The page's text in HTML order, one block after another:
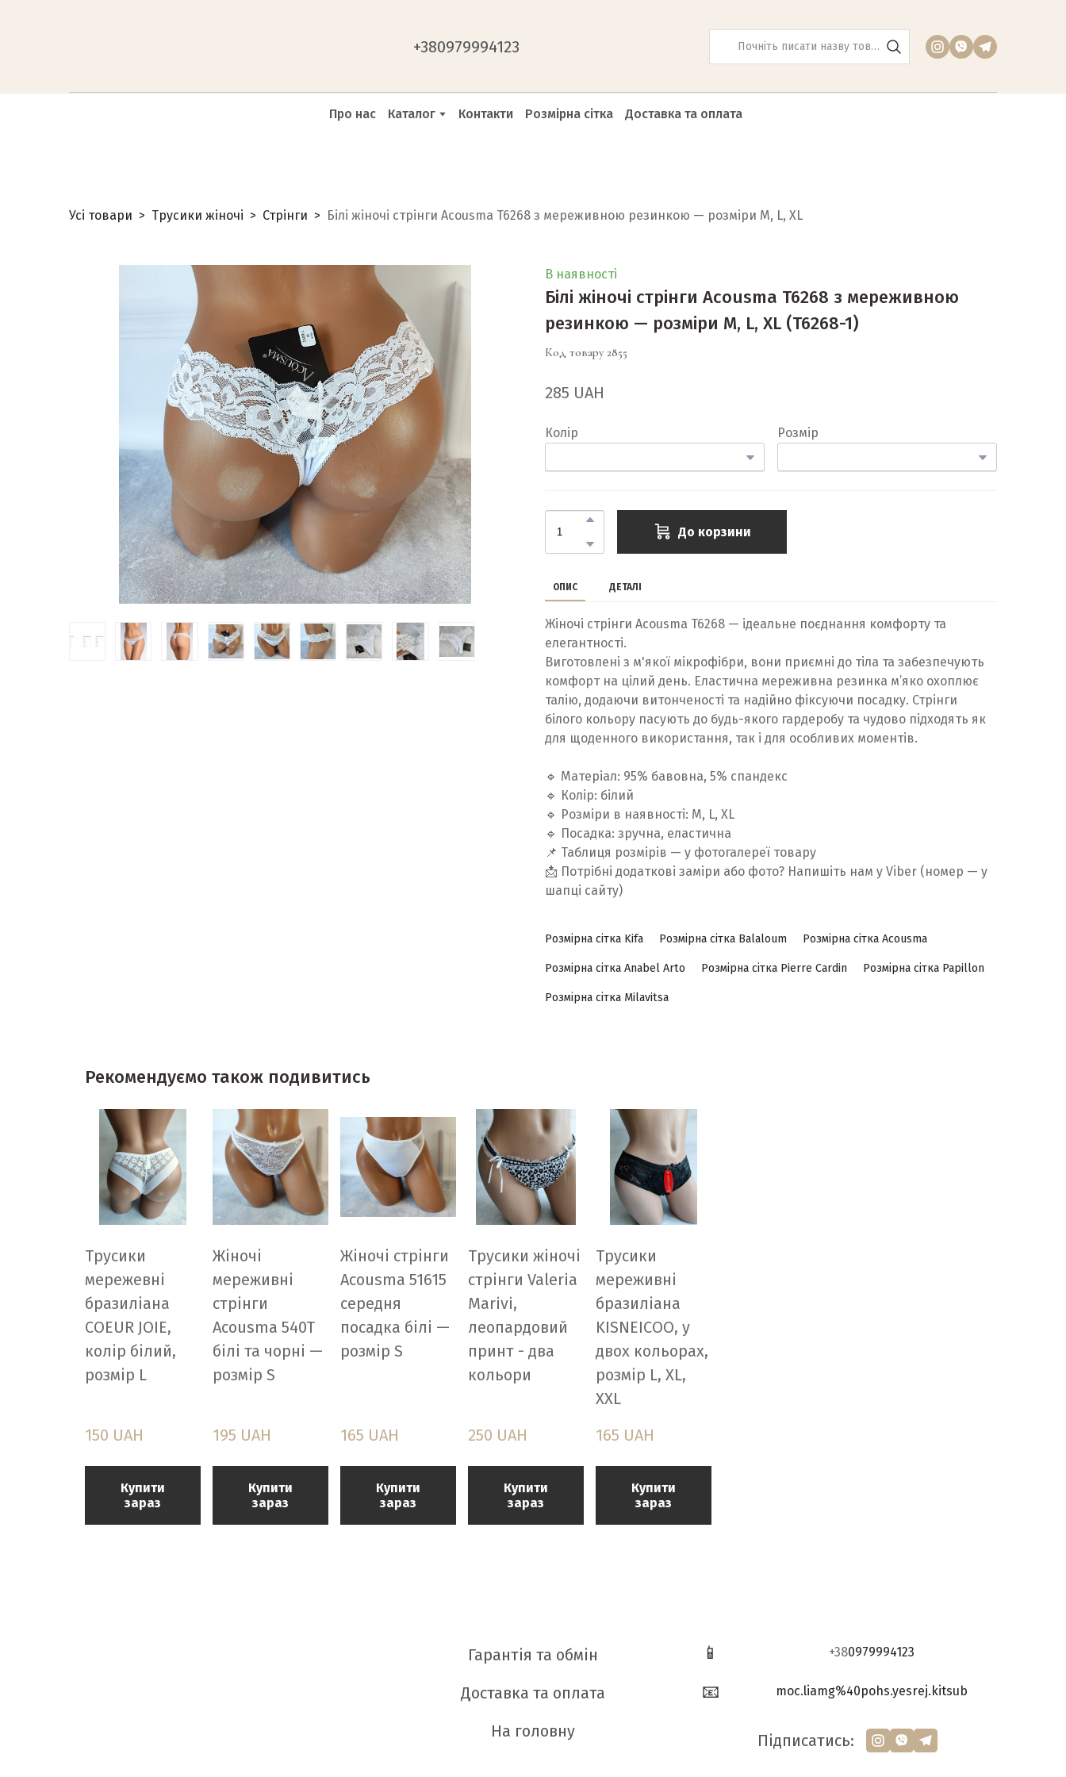
+380979994123
Про нас Каталог Контакти Розмірна сітка Доставка та оплата
Усі товари Трусики жіночі Стрінги Білі жіночі стрінги Acousma T6268 з мереживною резинкою — розміри M, L, XL
В наявності
Білі жіночі стрінги Acousma T6268 з мереживною
резинкою — розміри M, L, XL (T6268-1)
Код товару 2855
285 UAH
Колір Розмір
До корзини
ОПИС ДЕТАЛІ
Жіночі стрінги Acousma T6268 — ідеальне поєднання комфорту та
елегантності.
Виготовлені з м'якої мікрофібри, вони приємні до тіла та забезпечують
комфорт на цілий день. Еластична мереживна резинка м’яко охоплює
талію, додаючи витонченості та надійно фіксуючи посадку. Стрінги
білого кольору пасують до будь-якого гардеробу та чудово підходять як
для щоденного використання, так і для особливих моментів.
🔹 Матеріал: 95% бавовна, 5% спандекс
🔹 Колір: білий
🔹 Розміри в наявності: M, L, XL
🔹 Посадка: зручна, еластична
📌 Таблиця розмірів — у фотогалереї товару
📩 Потрібні додаткові заміри або фото? Напишіть нам у Viber (номер — у
шапці сайту)
Розмірна сітка Kifa Розмірна сітка Balaloum Розмірна сітка Acousma
Розмірна сітка Anabel Arto Розмірна сітка Pierre Cardin Розмірна сітка Papillon
Розмірна сітка Milavitsa
Рекомендуємо також подивитись
Трусики
мережевні
бразиліана
COEUR JOIE,
колір білий,
розмір L
150 UAH
Купити
зараз
Жіночі
мереживні
стрінги
Acousma 540T
білі та чорні —
розмір S
195 UAH
Купити
зараз
Жіночі стрінги
Acousma 51615
середня
посадка білі —
розмір S
165 UAH
Купити
зараз
Трусики жіночі
стрінги Valeria
Marivi,
леопардовий
принт - два
кольори
250 UAH
Купити
зараз
Трусики
мереживні
бразиліана
KISNEICOO, у
двох кольорах,
розмір L, XL,
XXL
165 UAH
Купити
зараз
Гарантія та обмін
Доставка та оплата
На головну
📱 +380979994123
📧 moc.liamg%40pohs.yesrej.kitsub
Підписатись: